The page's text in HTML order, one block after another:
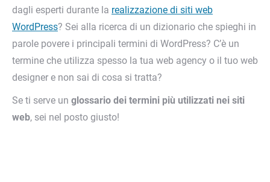
dagli esperti durante la realizzazione di siti web
WordPress? Sei alla ricerca di un dizionario che spieghi in
parole povere i principali termini di WordPress? C’è un
termine che utilizza spesso la tua web agency o il tuo web
designer e non sai di cosa si tratta?
Se ti serve un glossario dei termini più utilizzati nei siti
web, sei nel posto giusto!